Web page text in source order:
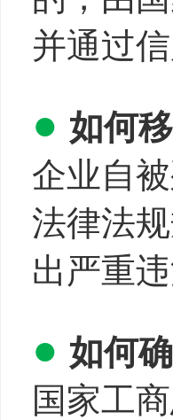
并通过
● 如何
企业自
法律法
出严重
● 如何
国家工